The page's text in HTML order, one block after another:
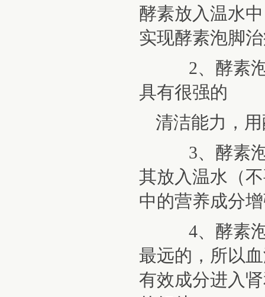
酵素放入温水
实现酵素泡脚
2、酵素泡
具有很强的
清洁能力，
3、酵素泡
其放入温水（
中的营养成分
4、酵素泡
最远的，所以
有效成分进入